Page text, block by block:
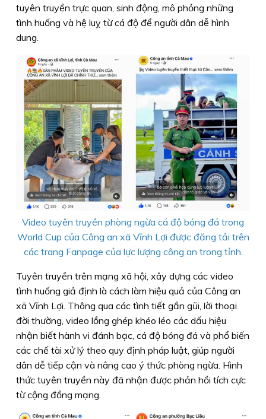
tuyên truyền trực quan, sinh động, mô phỏng những
tình huống và hệ luỵ từ cá độ để người dân dễ hình
dung.
Video tuyên truyền phòng ngừa cá độ bóng đá trong
World Cup của Công an xã Vĩnh Lợi được đăng tải trên
các trang Fanpage của lực lượng công an trong tỉnh.
Tuyên truyền trên mạng xã hội, xây dựng các video
tình huống giả định là cách làm hiệu quả của Công an
xã Vĩnh Lợi. Thông qua các tình tiết gần gũi, lời thoại
đời thường, video lồng ghép khéo léo các dấu hiệu
nhận biết hành vi đánh bạc, cá độ bóng đá và phổ biến
các chế tài xử lý theo quy định pháp luật, giúp người
dân dễ tiếp cận và nâng cao ý thức phòng ngừa. Hình
thức tuyên truyền này đã nhận được phản hồi tích cực
từ cộng đồng mạng.